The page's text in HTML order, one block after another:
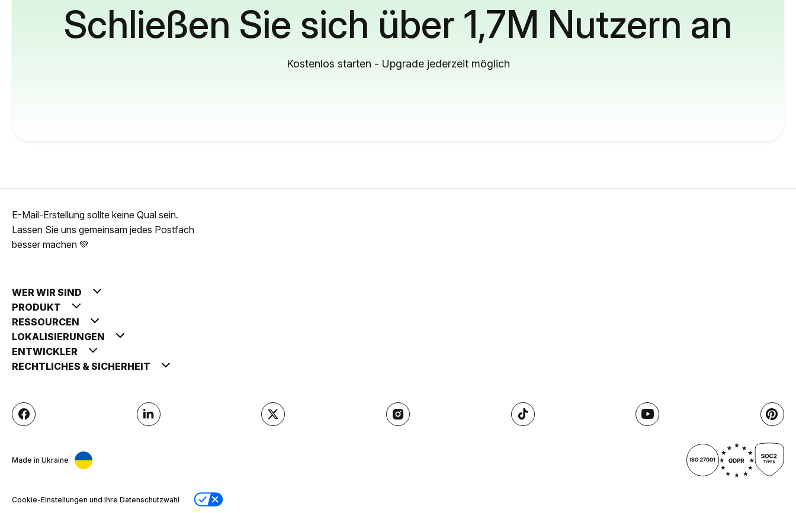
Schließen Sie sich über 1,7M Nutzern an
Kostenlos starten - Upgrade jederzeit möglich
E-Mail-Erstellung sollte keine Qual sein.
Lassen Sie uns gemeinsam jedes Postfach
besser machen 💚
WER WIR SIND
PRODUKT
RESSOURCEN
LOKALISIERUNGEN
ENTWICKLER
RECHTLICHES & SICHERHEIT
Made in Ukraine
Cookie-Einstellungen und Ihre Datenschutzwahl